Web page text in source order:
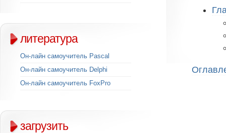
литература
Он-лайн самоучитель Pascal
Он-лайн самоучитель Delphi
Он-лайн самоучитель FoxPro
загрузить